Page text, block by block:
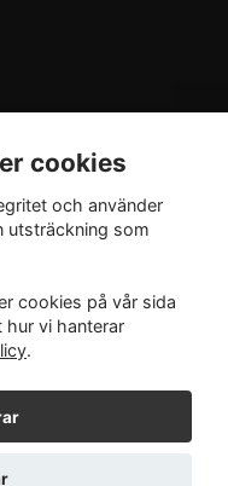
cookies
och använder
utsträckning som
cookies på vår sida
hur vi hanterar
.